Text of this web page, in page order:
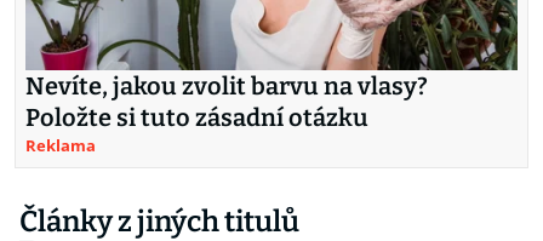
Nevíte, jakou zvolit barvu na vlasy?
Položte si tuto zásadní otázku
Reklama
Články z jiných titulů